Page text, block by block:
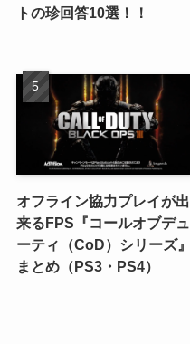
トの珍回答10選！！
オフライン協力プレイが出
来るFPS『コールオブデュ
ーティ（CoD）シリーズ』
まとめ（PS3・PS4）